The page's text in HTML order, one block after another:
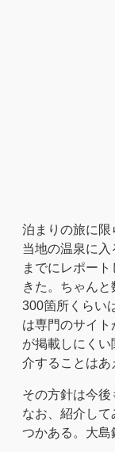
泊まりの旅に
当地の温泉に
までにレポー
きた。ちゃん
300箇所くらい
は専門のサイ
が掲載しにく
介することはあ
その方針は今
なお、紹介して
つかある。大島